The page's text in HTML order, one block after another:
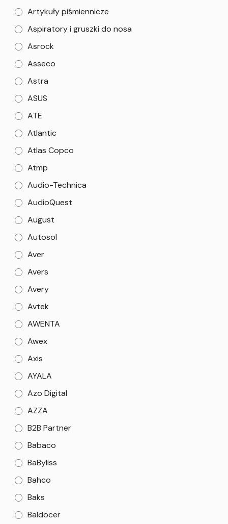
Artykuły piśmiennicze
Aspiratory i gruszki do nosa
Asrock
Asseco
Astra
ASUS
ATE
Atlantic
Atlas Copco
Atmp
Audio-Technica
AudioQuest
August
Autosol
Aver
Avers
Avery
Avtek
AWENTA
Awex
Axis
AYALA
Azo Digital
AZZA
B2B Partner
Babaco
BaByliss
Bahco
Baks
Baldocer